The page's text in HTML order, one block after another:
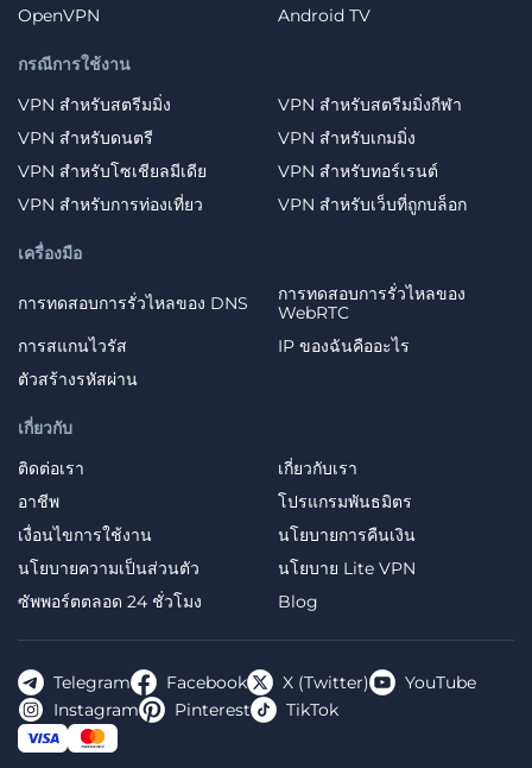
OpenVPN
Android TV
กรณีการใช้งาน
VPN สำหรับสตรีมมิ่ง
VPN สำหรับสตรีมมิ่งกีฬา
VPN สำหรับดนตรี
VPN สำหรับเกมมิ่ง
VPN สำหรับโซเชียลมีเดีย
VPN สำหรับทอร์เรนต์
VPN สำหรับการท่องเที่ยว
VPN สำหรับเว็บที่ถูกบล็อก
เกี่ยวกับ
ติดต่อเรา
เกี่ยวกับเรา
อาชีพ
โปรแกรมพันธมิตร
เงื่อนไขการใช้งาน
นโยบายการคืนเงิน
นโยบายความเป็นส่วนตัว
นโยบาย Lite VPN
ซัพพอร์ตตลอด 24 ชั่วโมง
Blog
เครื่องมือ
การทดสอบการรั่วไหลของ DNS
การทดสอบการรั่วไหลของ
WebRTC
การสแกนไวรัส
IP ของฉันคืออะไร
ตัวสร้างรหัสผ่าน
Telegram Facebook X (Twitter)
YouTube
Instagram
Pinterest TikTok